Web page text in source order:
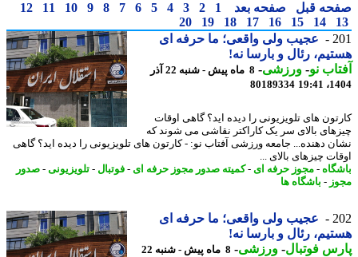
قبل صفحه بعد 1
2
3
4
5
6
7
8
9
10
11
12
14
15
16
17
18
19
20
عجیب ولی واقعی؛ ما حرفه ای
رئال و بارسا نه!
نو- ورزشی-
8 ماه پیش - شنبه 22 آذر
80189334
های تلویزیونی را دیده اید؟ گاهی اوقات
بالای سر یک کاراکتر نقاشی می شوند که
دهنده... جامعه ورزشی آفتاب نو: - کارتون های تلویزیونی را دیده اید؟ گاهی
چیزهای بالای ...
-مجوز حرفه ای- کمیته صدور مجوز حرفه ای- فوتبال-تلویزیونی-صدور
-باشگاه ها
عجیب ولی واقعی؛ ما حرفه ای
رئال و بارسا نه!
فوتبال-ورزشی-
8 ماه پیش - شنبه 22